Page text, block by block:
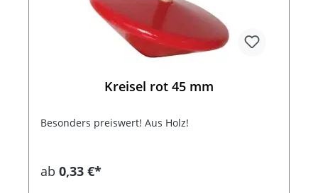
Kreisel rot 45 mm
Besonders preiswert! Aus Holz!
ab 0,33 €*